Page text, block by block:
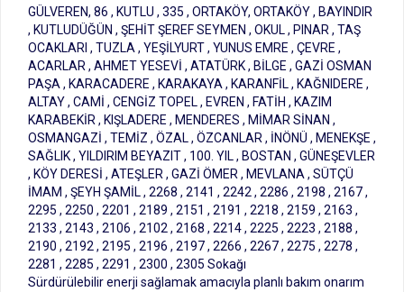
GÜLVEREN, 86 , KUTLU , 335 , ORTAKÖY, ORTAKÖY , BAYINDIR
, KUTLUDÜĞÜN , ŞEHİT ŞEREF SEYMEN , OKUL , PINAR , TAŞ
OCAKLARI , TUZLA , YEŞİLYURT , YUNUS EMRE , ÇEVRE ,
ACARLAR , AHMET YESEVİ , ATATÜRK , BİLGE , GAZİ OSMAN
PAŞA , KARACADERE , KARAKAYA , KARANFİL , KAĞNIDERE ,
ALTAY , CAMİ , CENGİZ TOPEL , EVREN , FATİH , KAZIM
KARABEKİR , KIŞLADERE , MENDERES , MİMAR SİNAN ,
OSMANGAZİ , TEMİZ , ÖZAL , ÖZCANLAR , İNÖNÜ , MENEKŞE ,
SAĞLIK , YILDIRIM BEYAZIT , 100. YIL , BOSTAN , GÜNEŞEVLER
, KÖY DERESİ , ATEŞLER , GAZİ ÖMER , MEVLANA , SÜTÇÜ
İMAM , ŞEYH ŞAMİL , 2268 , 2141 , 2242 , 2286 , 2198 , 2167 ,
2295 , 2250 , 2201 , 2189 , 2151 , 2191 , 2218 , 2159 , 2163 ,
2133 , 2143 , 2106 , 2102 , 2168 , 2214 , 2225 , 2223 , 2188 ,
2190 , 2192 , 2195 , 2196 , 2197 , 2266 , 2267 , 2275 , 2278 ,
2281 , 2285 , 2291 , 2300 , 2305 Sokağı
Sürdürülebilir enerji sağlamak amacıyla planlı bakım onarım